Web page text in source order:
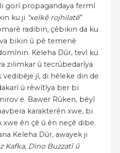
gorî propagandaya fermî
ku ji “xelkê rojhilatê”
radibin, çêbikin da ku
bikin û pê temenê
Keleha Dûr, tevî ku
zilimkar û tecrûbedarîya
jî, di hêleke din de
û rêwîtîya ber bi
e. Bawer Rûken, bêyî
karakterên xwe, bi
ên çê û ên neçê dibe.
Keleha Dûr, awayek ji
Kafka, Dino Buzzatî û